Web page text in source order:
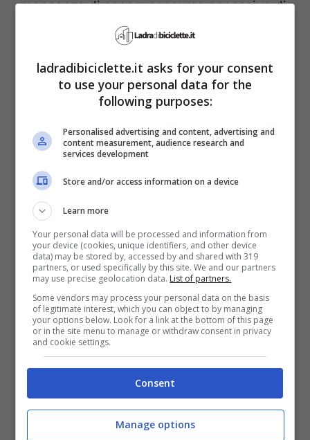
mancanza di sonno, consumo eccessivo di
alimenti salati, dimenticanza della
consumo di alcool e fumononché
insufficiente attività fisica sono alcune
cause comuni presto risolvibili.
Aggiungiamo anche il dormine a faccia in
già sul cuscino.
ladradibiciclette.it asks for your consent
to use your personal data for the
following purposes:
Personalised advertising and content, advertising and
content measurement, audience research and
services development
Store and/or access information on a device
Learn more
Your personal data will be processed and information from
your device (cookies, unique identifiers, and other device
data) may be stored by, accessed by and shared with 319
partners, or used specifically by this site. We and our partners
may use precise geolocation data. List of partners.
Some vendors may process your personal data on the basis
of legitimate interest, which you can object to by managing
your options below. Look for a link at the bottom of this page
or in the site menu to manage or withdraw consent in privacy
and cookie settings.
Consent
Manage options